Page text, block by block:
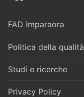
FAD Imparaora
Politica della qualità
Studi e ricerche
Privacy Policy